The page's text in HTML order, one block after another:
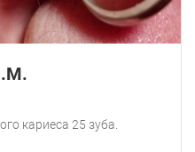
кариеса 25 зуба.